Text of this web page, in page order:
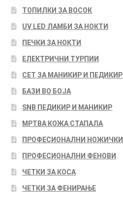
ТОПИЛКИ ЗА ВОСОК
UV LED ЛАМБИ ЗА НОКТИ
ПЕЧКИ ЗА НОКТИ
ЕЛЕКТРИЧНИ ТУРПИИ
СЕТ ЗА МАНИКИР И ПЕДИКИР
БАЗИ ВО БОЈА
SNB ПЕДИКИР И МАНИКИР
МРТВА КОЖА СТАПАЛА
ПРОФЕСИОНАЛНИ НОЖИЧКИ
ПРОФЕСИОНАЛНИ ФЕНОВИ
ЧЕТКИ ЗА КОСА
ЧЕТКИ ЗА ФЕНИРАЊЕ